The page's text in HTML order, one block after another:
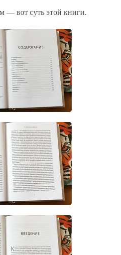
— вот суть этой книги.